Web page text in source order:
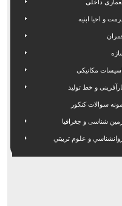
داخلی
و احیا ابنیه
مکانیکی
و خط تولید
سوالات کنکور
شناسی و جغرافیا
و علوم تربيتي